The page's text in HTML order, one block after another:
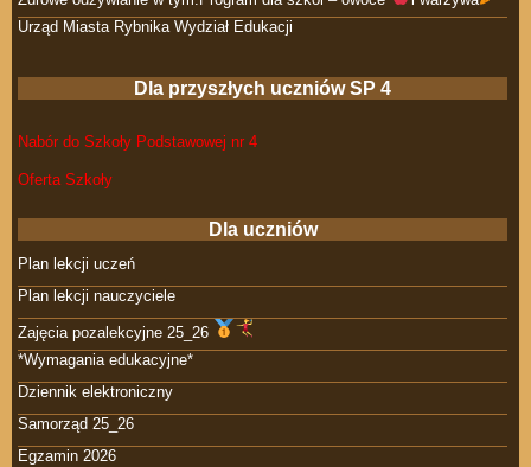
Urząd Miasta Rybnika Wydział Edukacji
Dla przyszłych uczniów SP 4
Nabór do Szkoły Podstawowej nr 4
Oferta Szkoły
Dla uczniów
Plan lekcji uczeń
Plan lekcji nauczyciele
Zajęcia pozalekcyjne 25_26
*Wymagania edukacyjne*
Dziennik elektroniczny
Samorząd 25_26
Egzamin 2026